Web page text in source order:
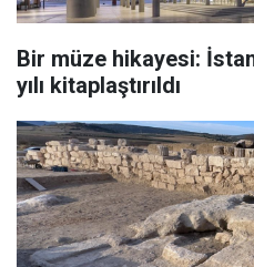
Bir müze hikayesi:
yılı kitaplaştırıldı